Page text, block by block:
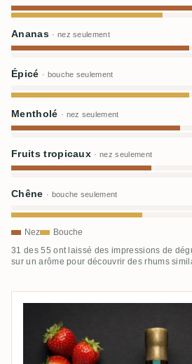
Ananas · nez seulement
Épicé · bouche seulement
Mentholé · nez seulement
Fruits tropicaux · nez seulement
Chêne · bouche seulement
Nez Bouche
31 des 55 ont laissé des impressions de
sur un arôme pour découvrir des rhums